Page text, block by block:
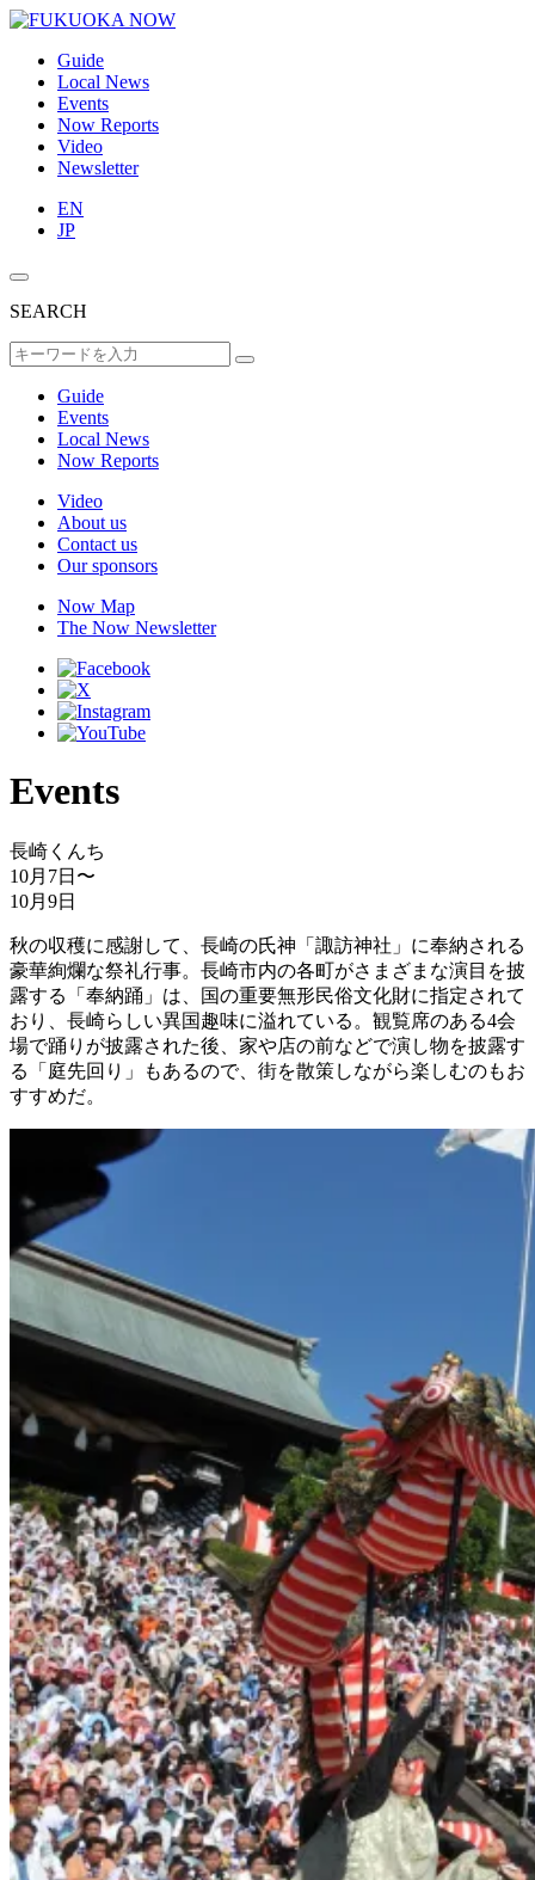
Guide
Local News
Events
Now Reports
Video
Newsletter
EN
JP
SEARCH
Guide
Events
Local News
Now Reports
Video
About us
Contact us
Our sponsors
Now Map
The Now Newsletter
Events
長崎くんち
10月7日 〜
10月9日
秋の収穫に感謝して、長崎の氏神「諏訪神社」に奉納される
豪華絢爛な祭礼行事。長崎市内の各町がさまざまな演目を披
露する「奉納踊」は、国の重要無形民俗文化財に指定されて
おり、長崎らしい異国趣味に溢れている。観覧席のある4会
場で踊りが披露された後、家や店の前などで演し物を披露す
る「庭先回り」もあるので、街を散策しながら楽しむのもお
すすめだ。